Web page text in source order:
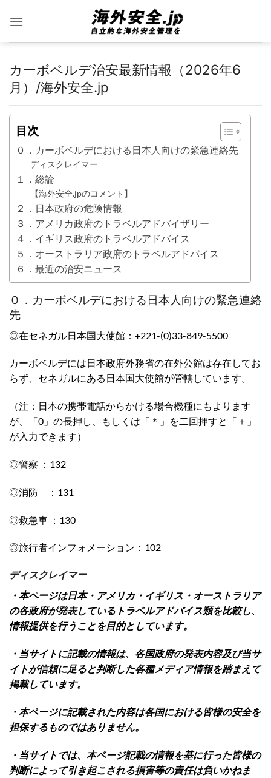
カーボベルデ治安最新情報（2026年6
月）/海外安全.jp
目次
０．カーボベルデにおける日本人向けの緊急連絡先
ディスクレイマー
１．総論
【海外安全.jpのコメント】
２．日本政府の危険情報
３．アメリカ政府のトラベルアドバイザリー
４．イギリス政府のトラベルアドバイス
５．オーストラリア政府のトラベルアドバイス
６．最近の治安ニュース
０．カーボベルデにおける日本人向けの緊急連絡
先
◎在セネガル日本国大使館：+221-(0)33-849-5500
カーボベルデには日本政府外務省の在外公館は存在してお
らず、セネガルにある日本国大使館が管轄しています。
（注：日本の携帯電話からかける場合機種にもよります
が、「0」の長押し、もしくは「＊」を二回押すと「＋」
が入力できます）
◎警察 ：132
◎消防 ：131
◎救急車 ：130
◎旅行者インフォメーション：102
ディスクレイマー
・本ページは日本・アメリカ・イギリス・オーストラリア
の各政府が発表しているトラベルアドバイス類を比較し、
情報提供を行うことを目的としています。
・当サイトに記載の情報は、各国政府の発表内容及び当サ
イトが信頼に足ると判断した各種メディア情報を踏まえて
掲載しています。
・本ページに記載された内容は各国における皆様の安全を
担保するものではありません。
・当サイトでは、本ページ記載の情報を基に行った皆様の
判断によって引き起こされる損害等の責任は負いかねま